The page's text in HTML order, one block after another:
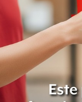
En el torneo Prode
contra el Tampico
de ida por
América anotó 3
Campeonato en
América no solo
también en
nada está escrito